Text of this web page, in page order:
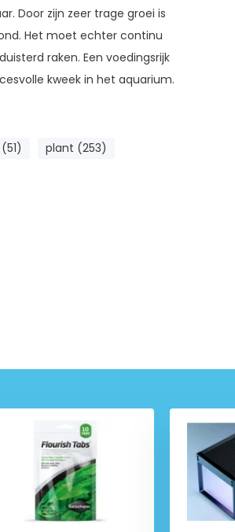
Door zijn zeer trage groei is
Het moet echter continu
raken. Een voedingsrijk
kweek in het aquarium.
plant (253)